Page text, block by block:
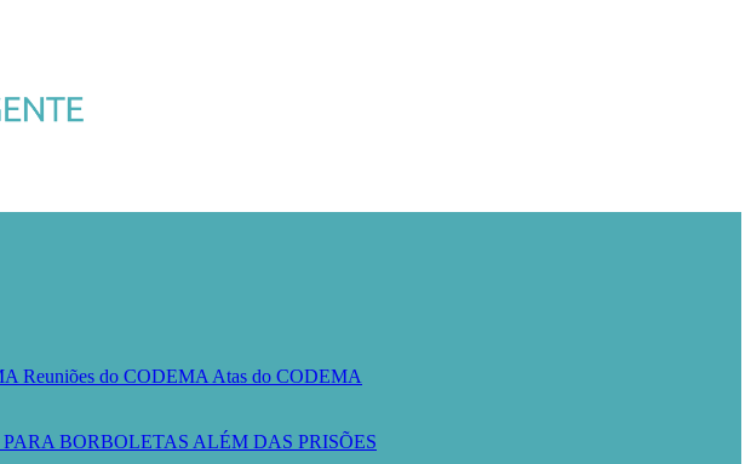
Reuniões do CODEMA Atas do CODEMA
BORBOLETAS ALÉM DAS PRISÕES